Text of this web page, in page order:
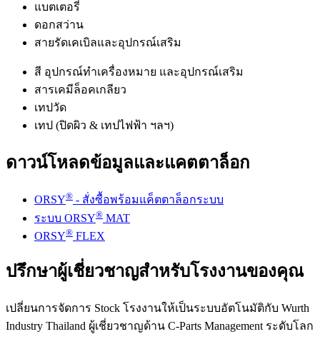
แบตเตอรี่
ดอกสว่าน
สายรัดเคเบิลและอุปกรณ์เสริม
สี อุปกรณ์ทำเครื่องหมาย และอุปกรณ์เสริม
สารเคมีล็อคเกลียว
เทปวัด
เทป (ปิดผิว & เทปไฟฟ้า ฯลฯ)
ดาวน์โหลดข้อมูลและแคตตาล็อก
ORSY® - สั่งซื้อพร้อมแค็ตตาล็อกระบบ
ระบบ ORSY® MAT
ORSY® FLEX
ปรึกษาผู้เชี่ยวชาญสำหรับโรงงานของคุณ
เปลี่ยนการจัดการ Stock โรงงานให้เป็นระบบอัตโนมัติกับ Wurth
Industry Thailand ผู้เชี่ยวชาญด้าน C-Parts Management ระดับโลก